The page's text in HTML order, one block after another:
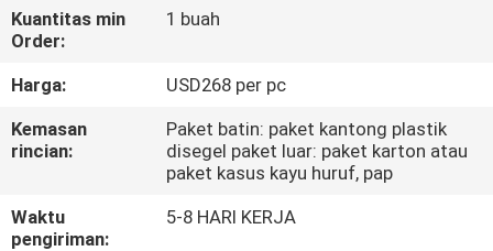
WISATA
PABRIK
KONTROL
KUALITAS
HUBUNGI
Kuantitas min
Order:
1 buah
Harga:
USD268 per pc
Kemasan
rincian:
Paket batin: paket kantong plastik
disegel paket luar: paket karton atau
paket kasus kayu huruf, pap
Waktu
pengiriman:
5-8 HARI KERJA